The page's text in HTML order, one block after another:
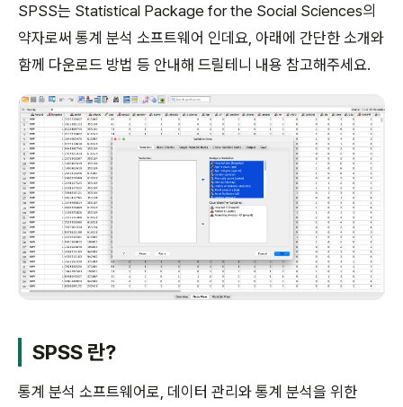
SPSS는 Statistical Package for the Social Sciences의
약자로써 통계 분석 소프트웨어 인데요, 아래에 간단한 소개와
함께 다운로드 방법 등 안내해 드릴테니 내용 참고해주세요.
SPSS 란?
통계 분석 소프트웨어로, 데이터 관리와 통계 분석을 위한